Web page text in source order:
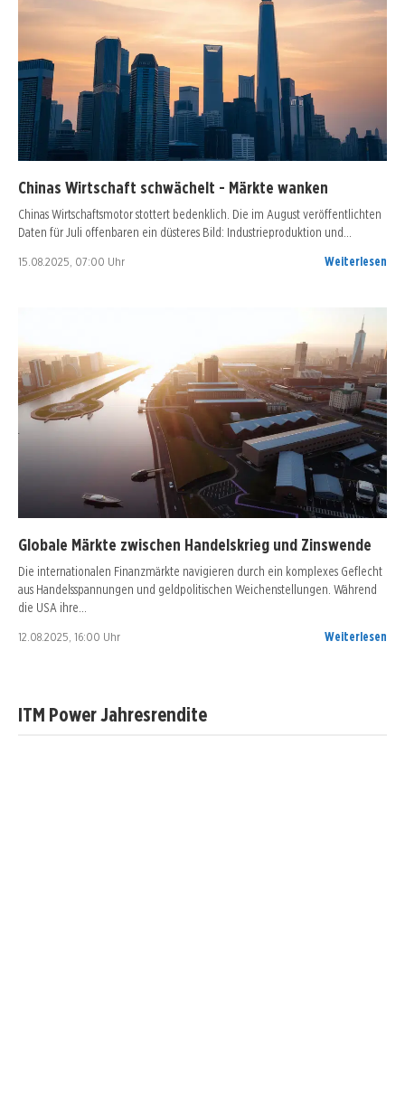
Chinas Wirtschaft schwächelt - Märkte wanken
Chinas Wirtschaftsmotor stottert bedenklich. Die im August veröffentlichten
Daten für Juli offenbaren ein düsteres Bild: Industrieproduktion und…
15.08.2025, 07:00 Uhr Weiterlesen
Globale Märkte zwischen Handelskrieg und Zinswende
Die internationalen Finanzmärkte navigieren durch ein komplexes Geflecht
aus Handelsspannungen und geldpolitischen Weichenstellungen. Während
die USA ihre…
12.08.2025, 16:00 Uhr Weiterlesen
ITM Power Jahresrendite